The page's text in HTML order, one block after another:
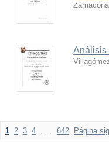
Análisis
1 2 3 4 . . . 642 Página